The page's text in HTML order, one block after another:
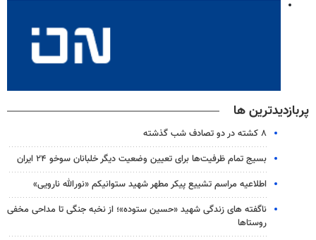
پربازدیدترین ها
۸ کشته در دو تصادف شب گذشته
بسیج تمام ظرفیت‌ها برای تعیین وضعیت دیگر خلبانان سوخو ۲۴ ایران
اطلاعیه مراسم تشییع پیکر مطهر شهید ستوانیکم «نورالله نارویی»
ناگفته های زندگی شهید «حسین ستوده»؛ از نخبه جنگی تا مداحی مخفی
روستاها